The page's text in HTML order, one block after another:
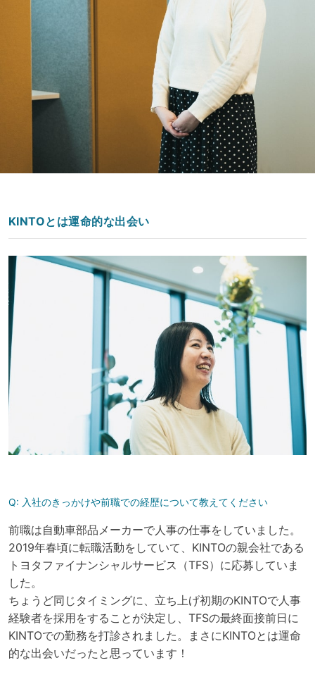
KINTOとは運命的な出会い
Q: 入社のきっかけや前職での経歴について教えてください
前職は自動車部品メーカーで人事の仕事をしていました。
2019年春頃に転職活動をしていて、KINTOの親会社である
トヨタファイナンシャルサービス（TFS）に応募していま
した。
ちょうど同じタイミングに、立ち上げ初期のKINTOで人事
経験者を採用をすることが決定し、TFSの最終面接前日に
KINTOでの勤務を打診されました。まさにKINTOとは運命
的な出会いだったと思っています！